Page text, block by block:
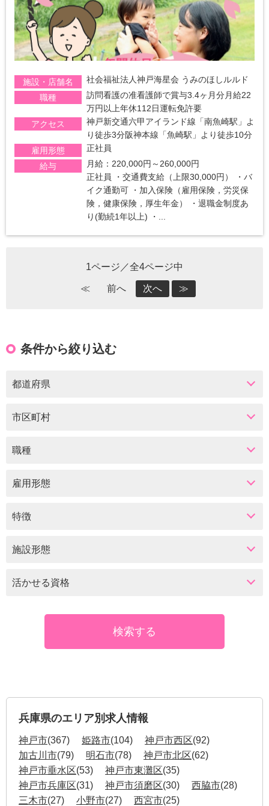
施設・店舗名
社会福祉法人神戸海星会 うみのほしルルド
職種
訪問看護の准看護師で賞与3.4ヶ月分月給22
万円以上年休112日運転免許要
アクセス
神戸新交通六甲アイランド線「南魚崎駅」よ
り徒歩3分阪神本線「魚崎駅」より徒歩10分
雇用形態
正社員
給与
月給：220,000円～260,000円
正社員 ・交通費支給（上限30,000円） ・バ
イク通勤可 ・加入保険（雇用保険，労災保
険，健康保険，厚生年金） ・退職金制度あ
り(勤続1年以上) ・...
1ページ／全4ページ中
≪ 前へ 次へ ≫
条件から絞り込む
都道府県
市区町村
職種
雇用形態
特徴
施設形態
活かせる資格
兵庫県のエリア別求人情報
神戸市(367) 姫路市(104) 神戸市西区(92)
加古川市(79) 明石市(78) 神戸市北区(62)
神戸市垂水区(53) 神戸市東灘区(35)
神戸市兵庫区(31) 神戸市須磨区(30) 西脇市(28)
三木市(27) 小野市(27) 西宮市(25)